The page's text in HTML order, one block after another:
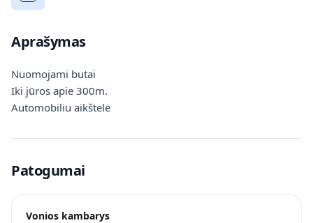
Aprašymas
Nuomojami butai
Iki jūros apie 300m.
Automobiliu aikštelė
Patogumai
Vonios kambarys